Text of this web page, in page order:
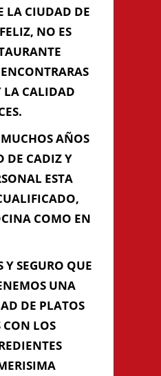
LA CIUDAD DE
NO ES
LA CALIDAD
AÑOS
DE CADIZ Y
ESTA
COMO EN
Y SEGURO QUE
UNA
DE PLATOS
CON LOS
de
JUAN DE DIOS
Cádiz
Nosotros